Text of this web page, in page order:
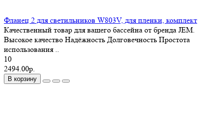
Фланец 2 для светильников W803V, для пленки, комплект
Качественный товар для вашего бассейна от бренда JEM.
Высокое качество Надёжность Долговечность Простота
использования ..
10
2494.00р.
В корзину